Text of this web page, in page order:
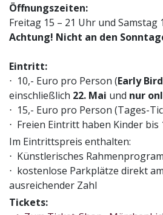
Öffnungszeiten:
Freitag 15 – 21 Uhr und Samstag
Achtung! Nicht an den
Eintritt:
⋅ 10,- Euro pro Person (Early
einschließlich 22. Mai und nur
⋅ 15,- Euro pro Person (Tages-
⋅ Freien Eintritt haben Kinder bis
Im Eintrittspreis enthalten:
⋅ Künstlerisches
⋅ kostenlose Parkplätze direkt
ausreichender Zahl
Tickets: